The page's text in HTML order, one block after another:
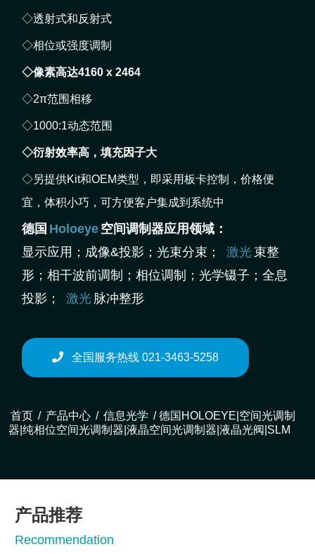
◇透射式和反射式
◇相位或强度调制
◇像素高达4160 x 2464
◇2π范围相移
◇1000:1动态范围
◇衍射效率高，填充因子大
◇另提供Kit和OEM类型，即采用板卡控制，价格便
宜，体积小巧，可方便客户集成到系统中
德国 Holoeye 空间调制器应用领域 ：
显示应用；成像&投影；光束分束；
激光 束整
形；相干波前调制；相位调制；光学镊子；全息
投影；
激光 脉冲整形
全国服务热线 021-3463-5258
首页 / 产品中心 / 信息光学 / 德国HOLOEYE|空间光调制
器|纯相位空间光调制器|液晶空间光调制器|液晶光阀|SLM
产品推荐
Recommendation